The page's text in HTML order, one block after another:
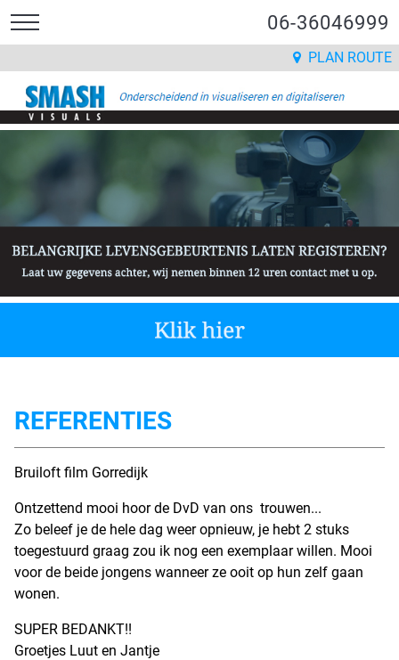
06-36046999
PLAN ROUTE
REFERENTIES
Bruiloft film Gorredijk
Ontzettend mooi hoor de DvD van ons trouwen...
Zo beleef je de hele dag weer opnieuw, je hebt 2 stuks
toegestuurd graag zou ik nog een exemplaar willen. Mooi
voor de beide jongens wanneer ze ooit op hun zelf gaan
wonen.
SUPER BEDANKT!!
Groetjes Luut en Jantje